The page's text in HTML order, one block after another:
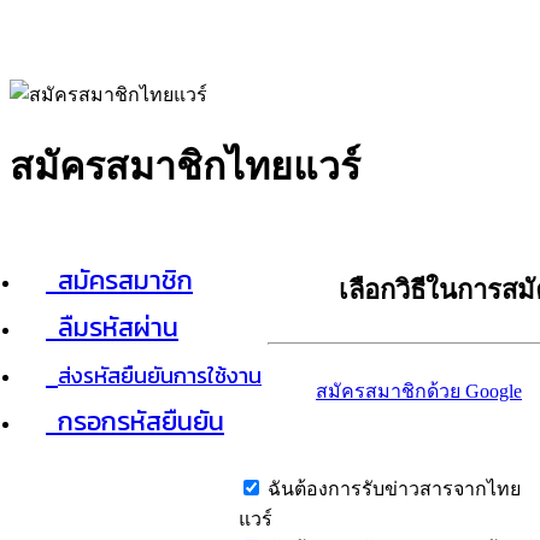
สมัครสมาชิกไทยแวร์
สมัครสมาชิก
ลืมรหัสผ่าน
ส่งรหัสยืนยันการใช้งาน
กรอกรหัสยืนยัน
เลือกวิธีในการส
สมัครสมาชิกด้วย Google
ฉันต้องการรับข่าวสารจากไทย
แวร์